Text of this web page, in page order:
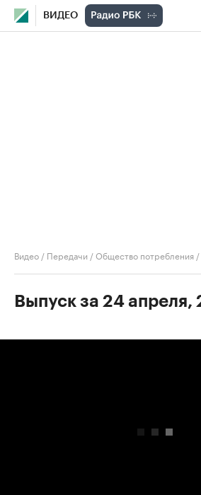
ВИДЕО
Видео / Передачи /Общество потребления /
Выпуск за 24 апреля,